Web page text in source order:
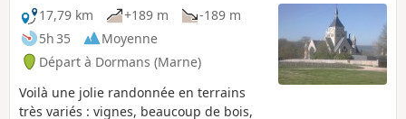
17,79 km
+189 m
-189 m
5h 35
Moyenne
Départ à Dormans (Marne)
Voilà une jolie randonnée en terrains
très variés : vignes, beaucoup de bois,